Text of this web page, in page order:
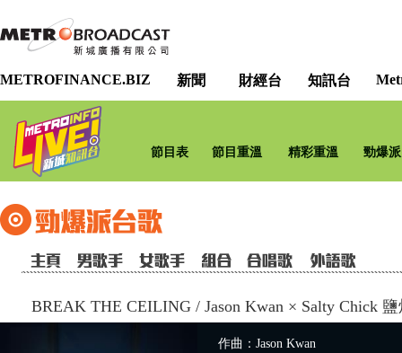
METROFINANCE.BIZ 新聞 財經台 知訊台
節目表 節目重溫 精彩重溫 勁爆
BREAK THE CEILING / Jason Kwan × Salty Chick
作曲：Jason Kwan